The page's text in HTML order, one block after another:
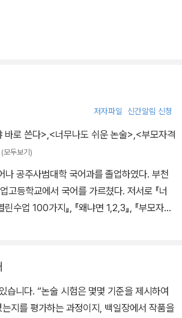
저자파일 신간알림 신청
바로 쓴다>,<너무나도 쉬운 논술>,<부모자격
(모두보기)
공주사범대학 국어과를 졸업하였다. 부천
고등학교에서 국어를 가르쳤다. 저서로 『너
린수업 100가지』, 『왜냐면 1,2,3』, 『부모자격
기준을 제시하여
지를 평가하는 과정이지, 백일장에서 작품을